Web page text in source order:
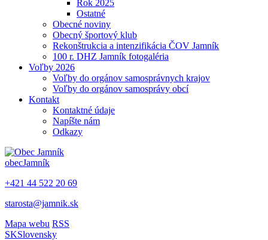
Rok 2025
Ostatné
Obecné noviny
Obecný športový klub
Rekonštrukcia a intenzifikácia ČOV Jamník
100 r. DHZ Jamník fotogaléria
Voľby 2026
Voľby do orgánov samosprávnych krajov
Voľby do orgánov samosprávy obcí
Kontakt
Kontaktné údaje
Napíšte nám
Odkazy
obecJamník
+421 44 522 20 69
starosta@jamnik.sk
Mapa webu RSS
SKSlovensky